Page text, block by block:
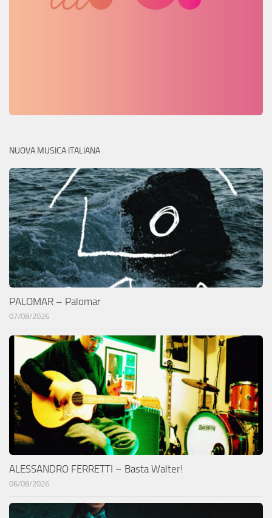
NUOVA MUSICA ITALIANA
PALOMAR – Palomar
07/08/2026
ALESSANDRO FERRETTI – Basta Walter!
06/08/2026